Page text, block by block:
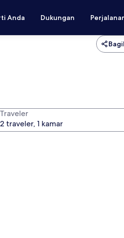
Anda Dukungan
Traveler